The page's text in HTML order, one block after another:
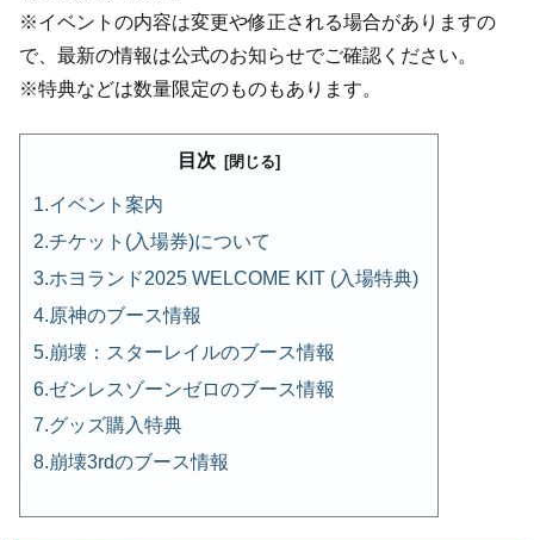
※イベントの内容は変更や修正される場合がありますの
で、最新の情報は公式のお知らせでご確認ください。
※特典などは数量限定のものもあります。
目次
イベント案内
チケット(入場券)について
ホヨランド2025 WELCOME KIT (入場特典)
原神のブース情報
崩壊：スターレイルのブース情報
ゼンレスゾーンゼロのブース情報
グッズ購入特典
崩壊3rdのブース情報